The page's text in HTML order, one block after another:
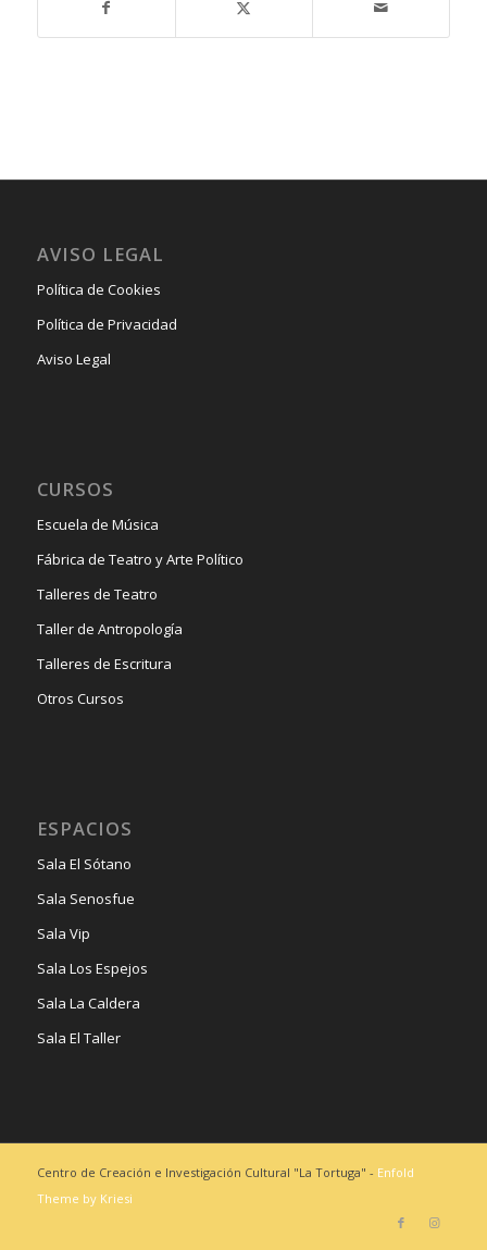
AVISO LEGAL
Política de Cookies
Política de Privacidad
Aviso Legal
CURSOS
Escuela de Música
Fábrica de Teatro y Arte Político
Talleres de Teatro
Taller de Antropología
Talleres de Escritura
Otros Cursos
ESPACIOS
Sala El Sótano
Sala Senosfue
Sala Vip
Sala Los Espejos
Sala La Caldera
Sala El Taller
Centro de Creación e Investigación Cultural "La Tortuga" - Enfold
Theme by Kriesi